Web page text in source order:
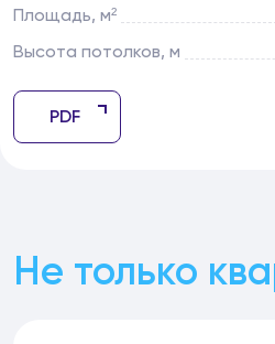
Площадь, м²
Высота потолков, м
PDF
Не только